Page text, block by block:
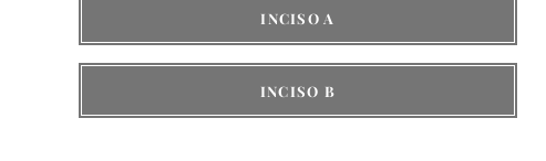
INCISO A
INCISO B